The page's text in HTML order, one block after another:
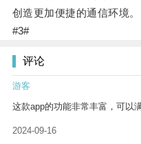
创造更加便捷的通信环境。
#3#
评论
游客
这款app的功能非常丰富，可以
2024-09-16